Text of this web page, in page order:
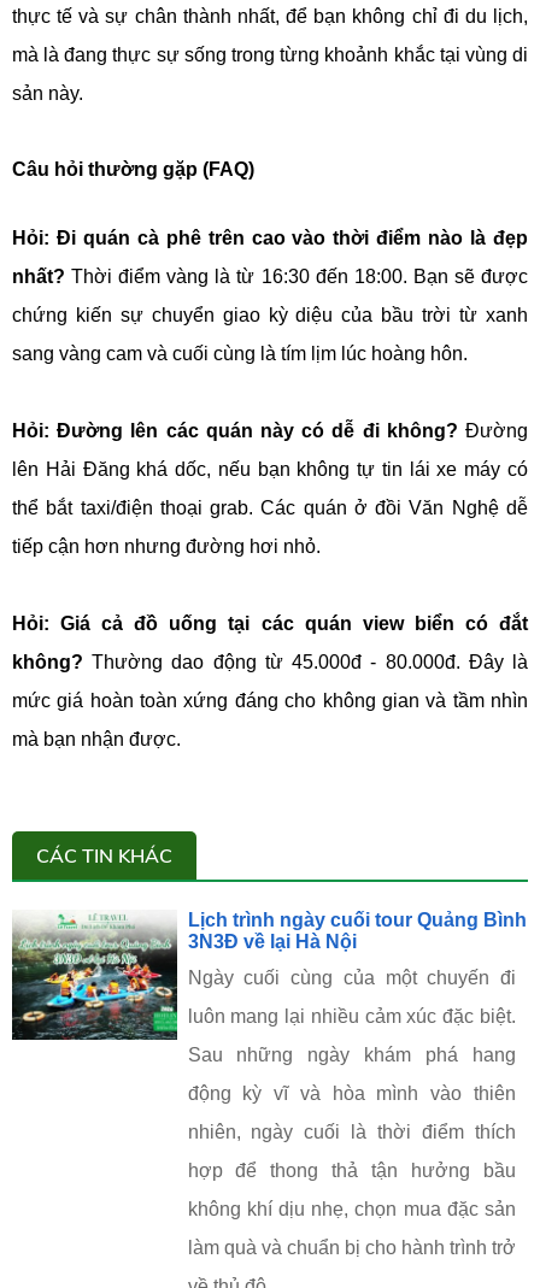
thực tế và sự chân thành nhất, để bạn không chỉ đi du lịch,
mà là đang thực sự sống trong từng khoảnh khắc tại vùng di
sản này.
Câu hỏi thường gặp (FAQ)
Hỏi: Đi quán cà phê trên cao vào thời điểm nào là đẹp
nhất? Thời điểm vàng là từ 16:30 đến 18:00. Bạn sẽ được
chứng kiến sự chuyển giao kỳ diệu của bầu trời từ xanh
sang vàng cam và cuối cùng là tím lịm lúc hoàng hôn.
Hỏi: Đường lên các quán này có dễ đi không? Đường
lên Hải Đăng khá dốc, nếu bạn không tự tin lái xe máy có
thể bắt taxi/điện thoại grab. Các quán ở đồi Văn Nghệ dễ
tiếp cận hơn nhưng đường hơi nhỏ.
Hỏi: Giá cả đồ uống tại các quán view biển có đắt
không? Thường dao động từ 45.000đ - 80.000đ. Đây là
mức giá hoàn toàn xứng đáng cho không gian và tầm nhìn
mà bạn nhận được.
CÁC TIN KHÁC
Lịch trình ngày cuối tour Quảng Bình
3N3Đ về lại Hà Nội
Ngày cuối cùng của một chuyến đi
luôn mang lại nhiều cảm xúc đặc biệt.
Sau những ngày khám phá hang
động kỳ vĩ và hòa mình vào thiên
nhiên, ngày cuối là thời điểm thích
hợp để thong thả tận hưởng bầu
không khí dịu nhẹ, chọn mua đặc sản
làm quà và chuẩn bị cho hành trình trở